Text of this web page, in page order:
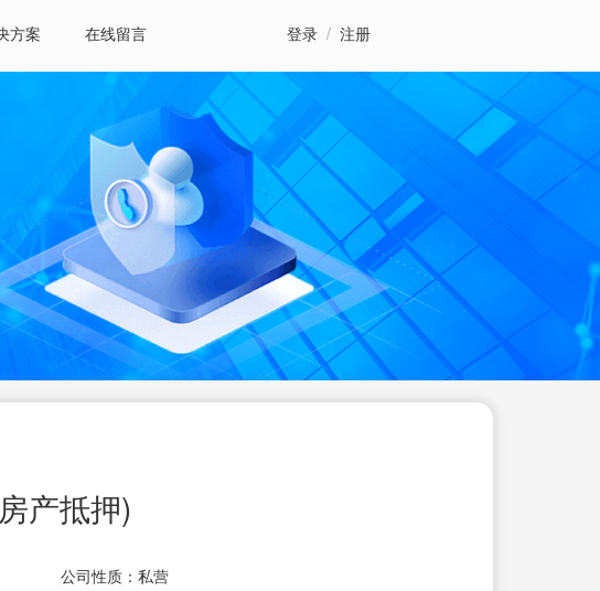
方案 在线留言 登录 / 注册
产抵押)
公司性质：私营